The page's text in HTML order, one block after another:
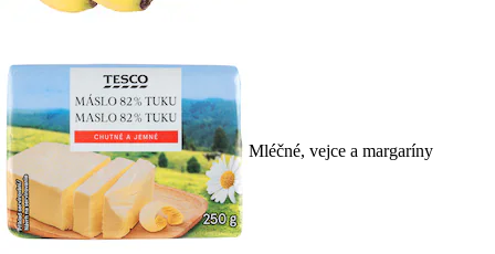
Mléčné, vejce a margaríny